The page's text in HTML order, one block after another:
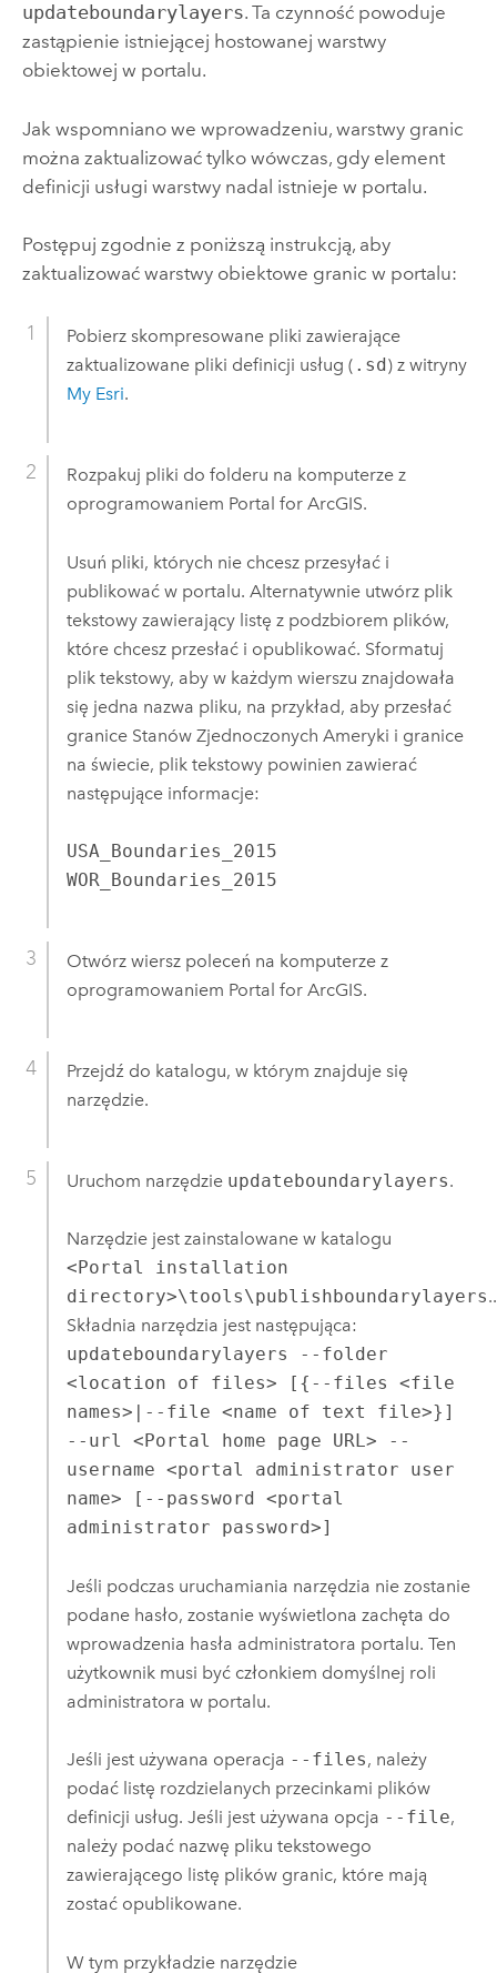
updateboundarylayers. Ta czynność powoduje
zastąpienie istniejącej hostowanej warstwy
obiektowej w portalu.
Jak wspomniano we wprowadzeniu, warstwy granic
można zaktualizować tylko wówczas, gdy element
definicji usługi warstwy nadal istnieje w portalu.
Postępuj zgodnie z poniższą instrukcją, aby
zaktualizować warstwy obiektowe granic w portalu:
Pobierz skompresowane pliki zawierające
zaktualizowane pliki definicji usług ( .sd ) z witryny
My Esri.
Rozpakuj pliki do folderu na komputerze z
oprogramowaniem Portal for ArcGIS.
Usuń pliki, których nie chcesz przesyłać i
publikować w portalu. Alternatywnie utwórz plik
tekstowy zawierający listę z podzbiorem plików,
które chcesz przesłać i opublikować. Sformatuj
plik tekstowy, aby w każdym wierszu znajdowała
się jedna nazwa pliku, na przykład, aby przesłać
granice Stanów Zjednoczonych Ameryki i granice
na świecie, plik tekstowy powinien zawierać
następujące informacje:
USA_Boundaries_2015
WOR_Boundaries_2015
Otwórz wiersz poleceń na komputerze z
oprogramowaniem Portal for ArcGIS.
Przejdź do katalogu, w którym znajduje się
narzędzie.
Uruchom narzędzie updateboundarylayers.
Narzędzie jest zainstalowane w katalogu
<Portal installation
directory>\tools\publishboundarylayers..
Składnia narzędzia jest następująca:
updateboundarylayers --folder
<location of files> [{--files <file
names>|--file <name of text file>}]
--url <Portal home page URL> --
username <portal administrator user
name> [--password <portal
administrator password>]
Jeśli podczas uruchamiania narzędzia nie zostanie
podane hasło, zostanie wyświetlona zachęta do
wprowadzenia hasła administratora portalu. Ten
użytkownik musi być członkiem domyślnej roli
administratora w portalu.
Jeśli jest używana operacja --files, należy
podać listę rozdzielanych przecinkami plików
definicji usług. Jeśli jest używana opcja --file,
należy podać nazwę pliku tekstowego
zawierającego listę plików granic, które mają
zostać opublikowane.
W tym przykładzie narzędzie